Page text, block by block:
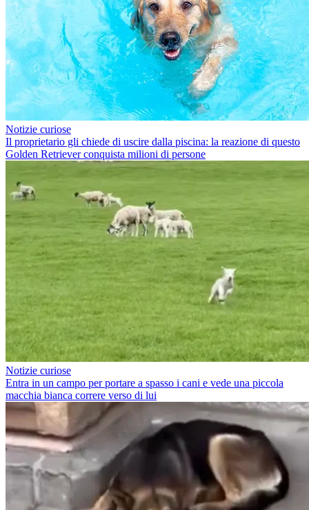
Notizie curiose
Il proprietario gli chiede di uscire dalla piscina: la reazione di questo
Golden Retriever conquista milioni di persone
Notizie curiose
Entra in un campo per portare a spasso i cani e vede una piccola
macchia bianca correre verso di lui